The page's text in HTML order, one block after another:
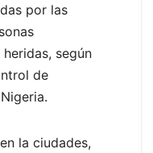
por las
según
de
la ciudades,